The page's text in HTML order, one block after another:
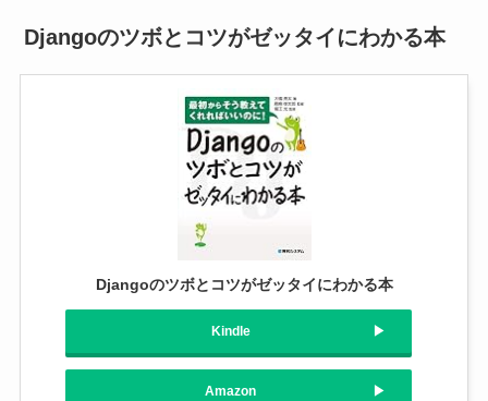
Djangoのツボとコツがゼッタイにわかる本
Djangoのツボとコツがゼッタイにわかる本
Kindle
Amazon